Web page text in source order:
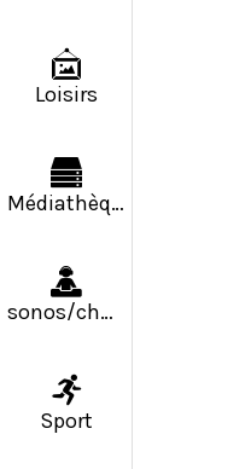
Loisirs
Médiathèque
sonos/chapiteaux
Sport